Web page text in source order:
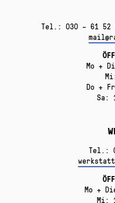
Tel.: 030 – 61 52
Mo +
Do +
Sa:
Tel.:
Mo +
Mi: